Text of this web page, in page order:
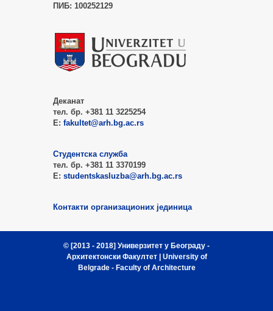
ПИБ: 100252129
Деканат
тел. бр. +381 11 3225254
Е: fakultet@arh.bg.ac.rs
Студентска служба
тел. бр. +381 11 3370199
Е: studentskasluzba@arh.bg.ac.rs
Контакти организационих јединица
© [2013 - 2018] Универзитет у Београду -
Архитектонски Факултет| University of
Belgrade - Faculty of Architecture